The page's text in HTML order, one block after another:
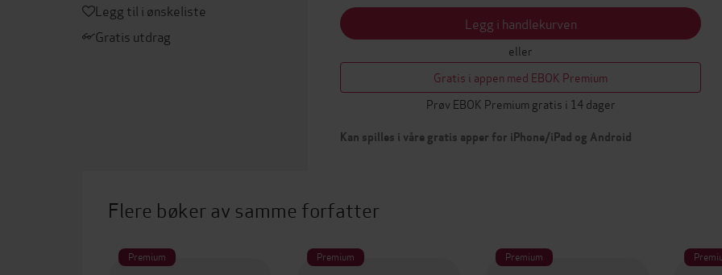
Legg til i ønskeliste
Gratis utdrag
Legg i handlekurven
eller
Gratis i appen med EBOK Premium
Prøv EBOK Premium gratis i 14 dager
Kan spilles i våre gratis apper for iPhone/iPad og Android
Flere bøker av samme forfatter
Premium Premium Premium